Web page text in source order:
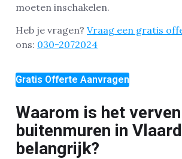
moeten inschakelen.
Heb je vragen? Vraag een gratis
ons: 030-2072024
Gratis Offerte Aanvragen
Waarom is het
buitenmuren in
belangrijk?